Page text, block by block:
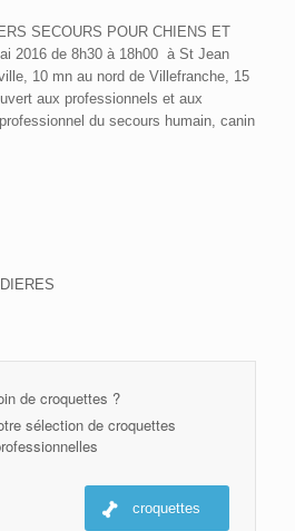
SECOURS POUR CHIENS ET
2016 de 8h30 à 18h00 à St Jean
10 mn au nord de Villefranche, 15
aux professionnels et aux
du secours humain, canin
de croquettes ?
sélection de croquettes
croquettes